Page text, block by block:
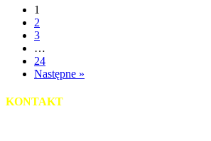
1
2
3
…
24
Następne »
KONTAKT